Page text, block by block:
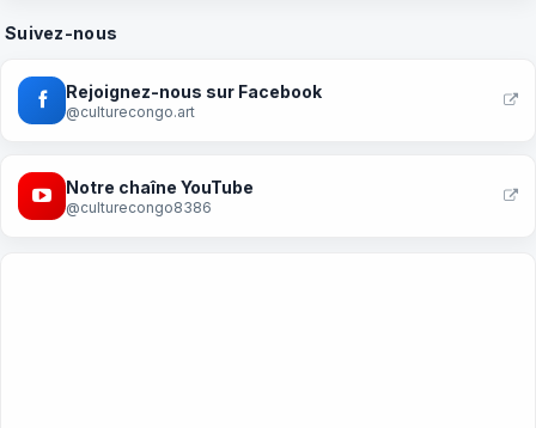
Suivez-nous
Rejoignez-nous sur Facebook
@culturecongo.art
Notre chaîne YouTube
@culturecongo8386